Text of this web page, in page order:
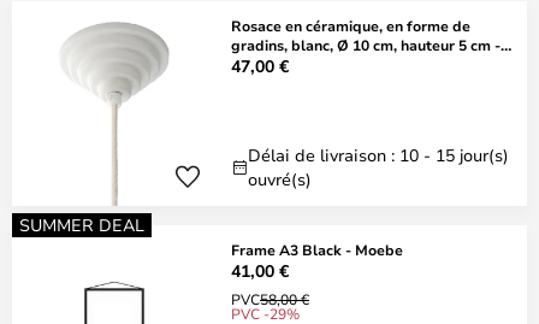
Rosace en céramique, en forme de
gradins, blanc, Ø 10 cm, hauteur 5 cm -
Moebe
47,00 €
Délai de livraison : 10 - 15 jour(s)
ouvré(s)
SUMMER DEAL
Frame A3 Black - Moebe
41,00 €
PVC58,00 €
PVC -29%